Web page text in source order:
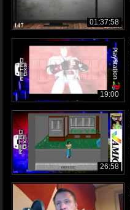
01:37:58
19:00
26:58